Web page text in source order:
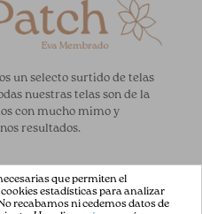
un selecto surtido de telas
nuestras telas son de la
con mucho mimo y
resultados.
que permiten el
estadísticas para analizar
recabamos ni cedemos datos de